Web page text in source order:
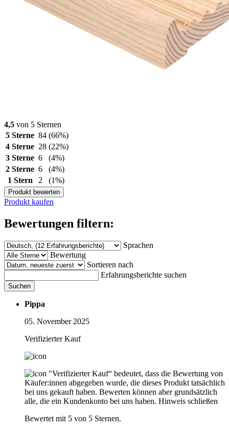
4,5 von 5 Sternen
5 Sterne 84 (66%)
4 Sterne 28 (22%)
3 Sterne 6
(4%)
2 Sterne 6
(4%)
1 Stern
2 (1%)
Produkt bewerten
Produkt kaufen
Bewertungen filtern:
Sprachen
Bewertung
Sortieren nach
Erfahrungsberichte suchen
Suchen
Pippa
05. November 2025
Verifizierter Kauf
"Verifizierter Kauf“ bedeutet, dass die Bewertung von
Käufer:innen abgegeben wurde, die dieses Produkt tatsächlich
bei uns gekauft haben. Bewerten können aber grundsätzlich
alle, die ein Kundenkonto bei uns haben. Hinweis schließen
Bewertet mit 5 von 5 Sternen.